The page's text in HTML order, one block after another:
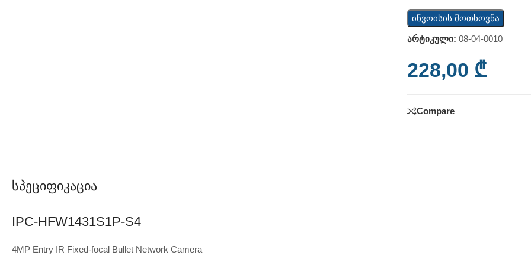
ინვოისის მოთხოვნა
არტიკული: 08-04-0010
228,00 ₾
Compare
Სპეციფიკაცია
IPC-HFW1431S1P-S4
4MP Entry IR Fixed-focal Bullet Network Camera